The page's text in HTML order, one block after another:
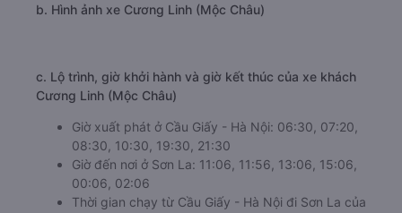
b. Hình ảnh xe Cương Linh (Mộc Châu)
c. Lộ trình, giờ khởi hành và giờ kết thúc của xe khách
Cương Linh (Mộc Châu)
Giờ xuất phát ở Cầu Giấy - Hà Nội: 06:30, 07:20,
08:30, 10:30, 19:30, 21:30
Giờ đến nơi ở Sơn La: 11:06, 11:56, 13:06, 15:06,
00:06, 02:06
Thời gian chạy từ Cầu Giấy - Hà Nội đi Sơn La của